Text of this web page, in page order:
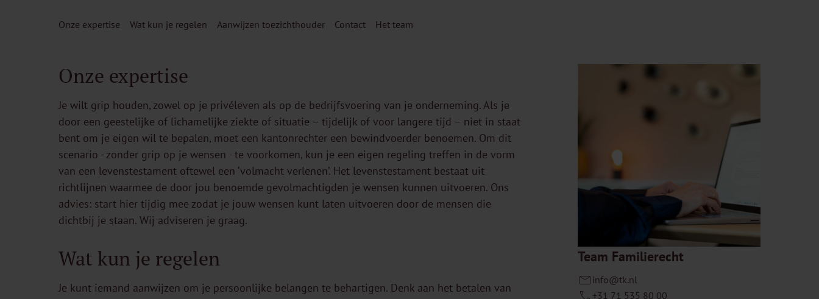
Onze expertise Wat kun je regelen Aanwijzen toezichthouder Contact Het team
Onze expertise
Je wilt grip houden, zowel op je privéleven als op de bedrijfsvoering van je onderneming. Als je
door een geestelijke of lichamelijke ziekte of situatie – tijdelijk of voor langere tijd – niet in staat
bent om je eigen wil te bepalen, moet een kantonrechter een bewindvoerder benoemen. Om dit
scenario - zonder grip op je wensen - te voorkomen, kun je een eigen regeling treffen in de vorm
van een levenstestament oftewel een ‘volmacht verlenen’. Het levenstestament bestaat uit
richtlijnen waarmee de door jou benoemde gevolmachtigden je wensen kunnen uitvoeren. Ons
advies: start hier tijdig mee zodat je jouw wensen kunt laten uitvoeren door de mensen die
dichtbij je staan. Wij adviseren je graag.
Wat kun je regelen
Je kunt iemand aanwijzen om je persoonlijke belangen te behartigen. Denk aan het betalen van
Team Familierecht
info@tk.nl
+31 71 535 80 00